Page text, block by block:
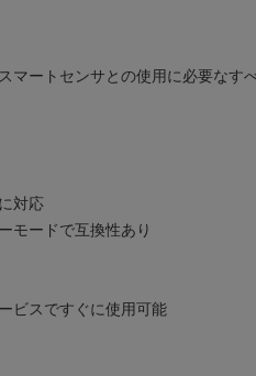
マートセンサとの使用に必要なす
対応
モードで互換性あり
ビスですぐに使用可能